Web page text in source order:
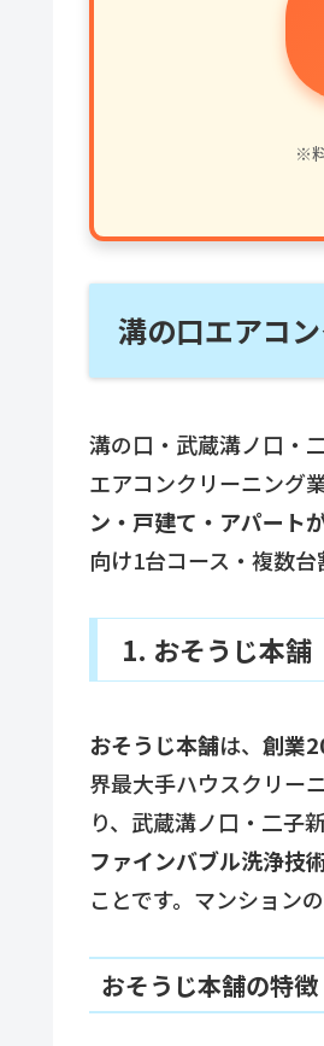
※
溝の口エアコ
溝の口・武蔵溝ノ口・
エアコンクリーニング
ン・戸建て・アパート
向け1台コース・複数台
1. おそうじ本舗
おそうじ本舗は、 創業
界最大手ハウスクリー
り、武蔵溝ノ口・二子
ファインバブル洗浄技
ことです。マンション
おそうじ本舗の特徴